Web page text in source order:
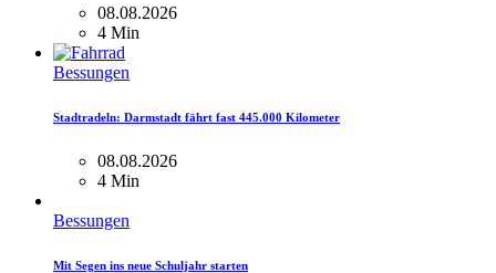
08.08.2026
4 Min
Bessungen
Stadtradeln: Darmstadt fährt fast 445.000 Kilometer
08.08.2026
4 Min
Bessungen
Mit Segen ins neue Schuljahr starten